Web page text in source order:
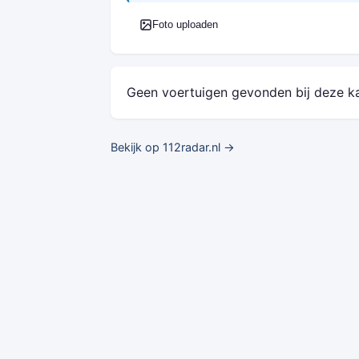
Foto uploaden
Geen voertuigen gevonden bij deze
Bekijk op 112radar.nl →